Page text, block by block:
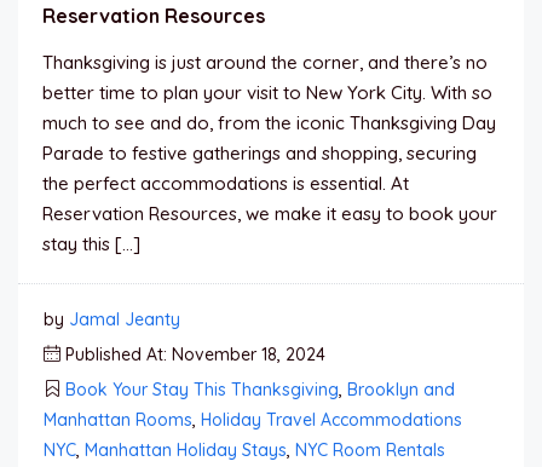
Reservation Resources
Thanksgiving is just around the corner, and there’s no
better time to plan your visit to New York City. With so
much to see and do, from the iconic Thanksgiving Day
Parade to festive gatherings and shopping, securing
the perfect accommodations is essential. At
Reservation Resources, we make it easy to book your
stay this […]
by Jamal Jeanty
Published At: November 18, 2024
Book Your Stay This Thanksgiving, Brooklyn and
Manhattan Rooms, Holiday Travel Accommodations
NYC, Manhattan Holiday Stays, NYC Room Rentals